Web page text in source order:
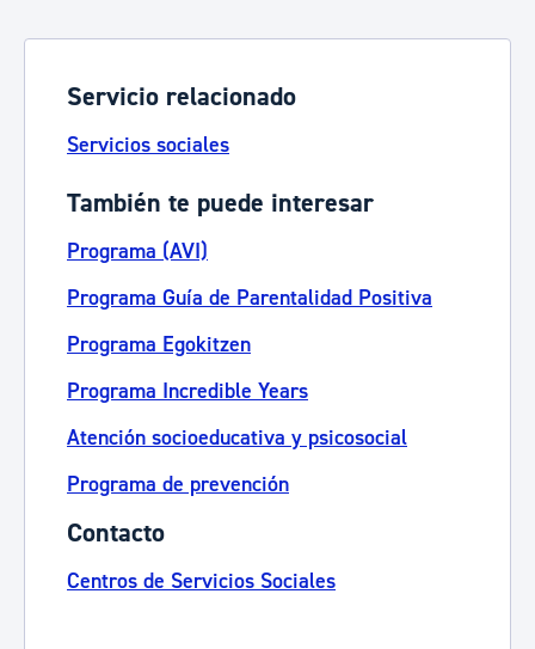
Servicio relacionado
Servicios sociales
También te puede interesar
Programa (AVI)
Programa Guía de Parentalidad Positiva
Programa Egokitzen
Programa Incredible Years
Atención socioeducativa y psicosocial
Programa de prevención
Contacto
Centros de Servicios Sociales